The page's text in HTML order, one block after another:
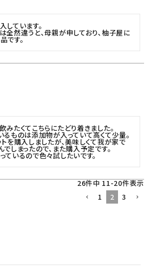
しています。
全然違うと、母親が申しており、柚子屋に
です。
たくてこちらにたどり着きました。
るものは添加物が入っていて高くて少量。
を購入しましたが、美味しくて我が家で
しまったので、また購入予定です。
ているので色々試したいです。
26件中11-20件表示
1
2 3